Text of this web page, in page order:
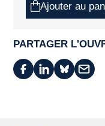
Ajouter au
PARTAGER